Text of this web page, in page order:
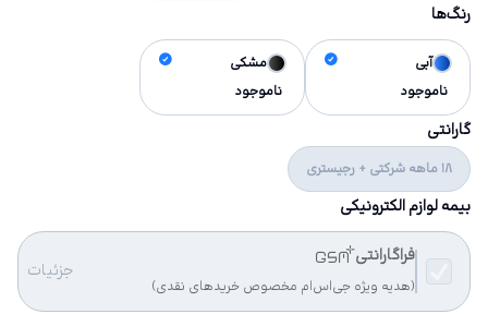
رنگ‌ها
آبی
ناموجود
مشکی
ناموجود
گارانتی
18 ماهه شرکتی + رجیستری
بیمه لوازم الکترونیکی
فراگارانتی
(هدیه ویژه جی‌اس‌ام مخصوص خریدهای نقدی)
جزئیات